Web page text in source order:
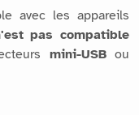
avec les appareils
pas compatible
mini-USBou